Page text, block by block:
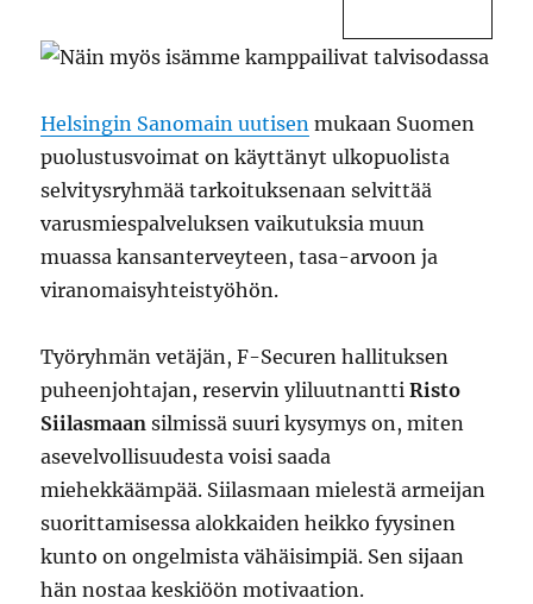
Helsingin Sanomain uutisen mukaan Suomen
puolustusvoimat on käyttänyt ulkopuolista
selvitysryhmää tarkoituksenaan selvittää
varusmiespalveluksen vaikutuksia muun
muassa kansanterveyteen, tasa-arvoon ja
viranomaisyhteistyöhön.
Työryhmän vetäjän, F-Securen hallituksen
puheenjohtajan, reservin yliluutnanttiRisto
Siilasmaan silmissä suuri kysymys on, miten
asevelvollisuudesta voisi saada
miehekkäämpää. Siilasmaan mielestä armeijan
suorittamisessa alokkaiden heikko fyysinen
kunto on ongelmista vähäisimpiä. Sen sijaan
hän nostaa keskiöön motivaation.